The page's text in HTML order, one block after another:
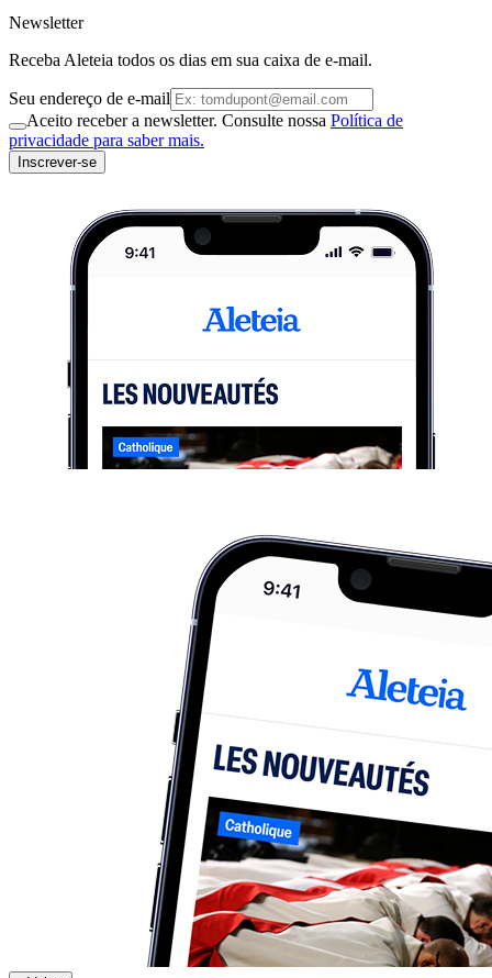
Newsletter
Receba Aleteia todos os dias em sua caixa de e-mail.
Seu endereço de e-mail
Aceito receber a newsletter. Consulte nossa Política de
privacidade para saber mais.
Inscrever-se